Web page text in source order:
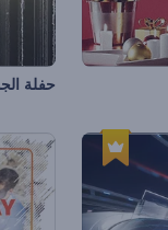
حفلة